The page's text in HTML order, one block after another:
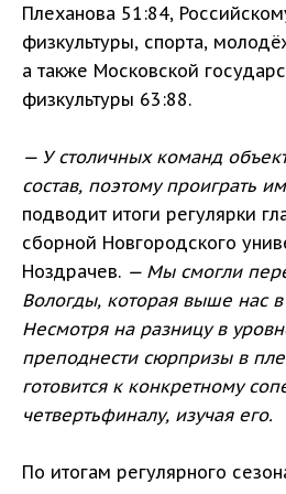
Плеханова 51:84,
физкультуры, спорта,
а также Московской
физкультуры 63:88.
— У столичных команд
состав, поэтому проиграть
подводит итоги регулярки
сборной Новгородского
Ноздрачев. — Мы смогли
Вологды, которая выше нас
Несмотря на разницу в
преподнести сюрпризы в
готовится к конкретному
четвертьфиналу, изучая его.
По итогам регулярного